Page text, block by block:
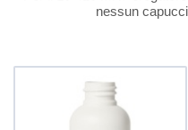
nessun